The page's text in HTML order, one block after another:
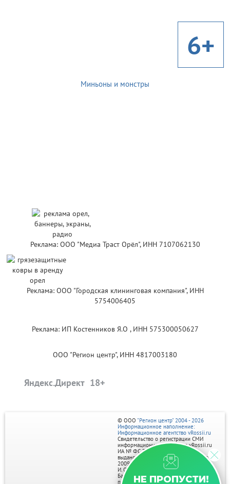
6+
Миньоны и монстры
Реклама: ООО "Медиа Траст Орёл", ИНН 7107062130
Реклама: ООО "Городская клининговая компания", ИНН
5754006405
Реклама: ИП Костенников Я.О , ИНН 575300050627
ООО "Регион центр", ИНН 4817003180
Яндекс.Директ
НЕ ПРОПУСТИ!
© ООО "Регион центр" 2004 - 2026
Информационное наполнение:
Информационное агентство vRossii.ru
Свидетельство о регистрации СМИ
информационного агентства vRossii.ru
ИА № ФС 77‑35502
выдано РОСКОМНАДЗОРом 04 марта
2009г.
И. О. Главного редактора Нарыков А. Н.
Баннеры на портале размещаются на
правах рекламы.